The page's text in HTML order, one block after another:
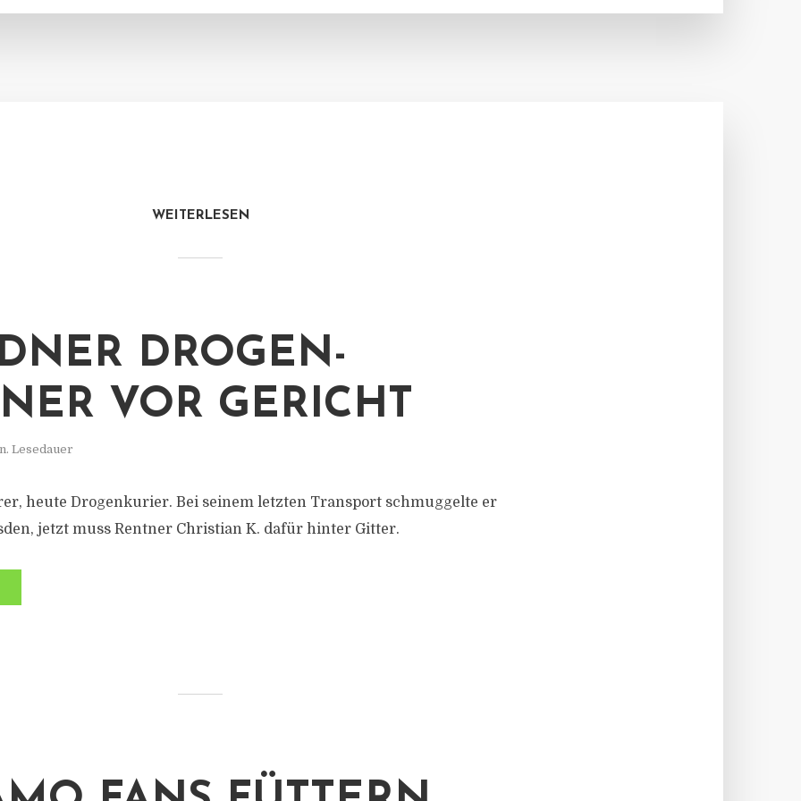
WEITERLESEN
DROGEN-
VOR GERICHT
Lesedauer
heute Drogenkurier. Bei seinem letzten Transport schmuggelte er
jetzt muss Rentner Christian K. dafür hinter Gitter.